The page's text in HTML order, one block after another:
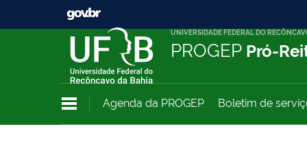
UNIVERSIDADE FEDERAL DO
PROGEP Pró-
Agenda da PROGEP Boletim de